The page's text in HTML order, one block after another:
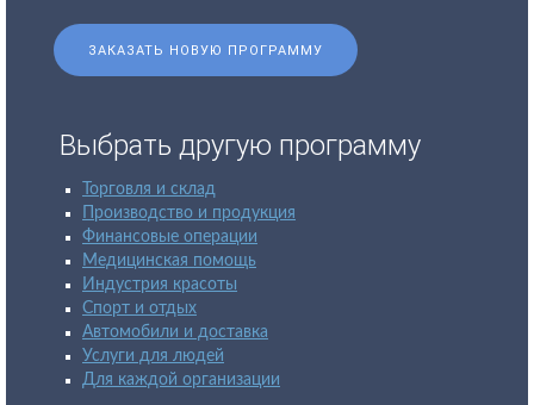
ЗАКАЗАТЬ НОВУЮ ПРОГРАММУ
Выбрать другую программу
Торговля и склад
Производство и продукция
Финансовые операции
Медицинская помощь
Индустрия красоты
Спорт и отдых
Автомобили и доставка
Услуги для людей
Для каждой организации